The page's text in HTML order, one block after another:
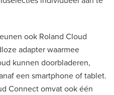
ook Roland Cloud
adapter waarmee
kunnen doorbladeren,
een smartphone of tablet.
Connect omvat ook één